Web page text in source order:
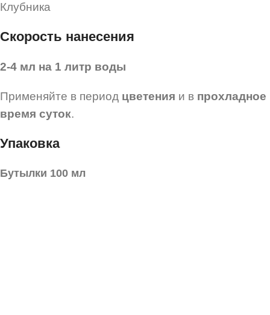
Клубника
Скорость нанесения
2-4 мл на 1 литр воды
Применяйте в период цветения и в прохладное
время суток.
Упаковка
Бутылки 100 мл